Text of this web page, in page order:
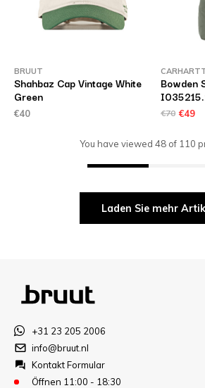
BRUUT
Shahbaz Cap Vintage White
Green
€40
Bowden
€70 €49
You have viewed 48 of 110
Laden Sie mehr
+31 23 205 2006
info@bruut.nl
Kontakt Formular
Öffnen 11:00 - 18:30